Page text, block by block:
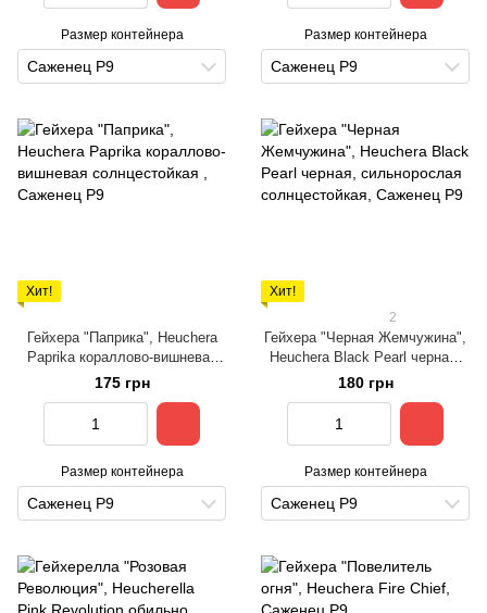
Размер контейнера
Саженец Р9
Размер контейнера
Саженец Р9
Хит!
Гейхера "Паприка", Heuchera
Paprika кораллово-вишневая
солнцестойкая
175 грн
Размер контейнера
Саженец Р9
Хит!
2
Гейхера "Черная Жемчужина",
Heuchera Black Pearl черная,
сильнорослая солнцестойкая
180 грн
Размер контейнера
Саженец Р9